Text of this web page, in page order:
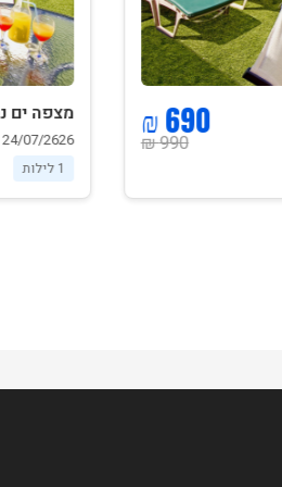
690 ₪ מצפה ים נתניה
24/07/2626 - 01/08/2626